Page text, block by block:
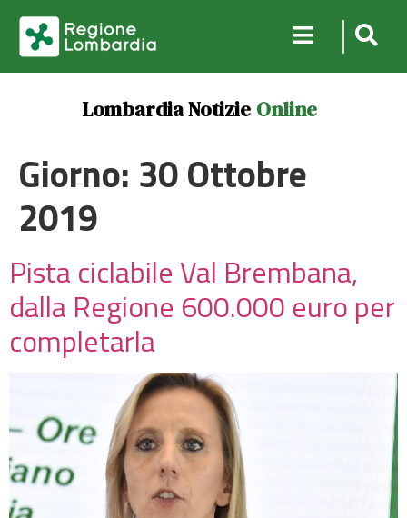
Lombardia Notizie Online
Giorno: 30 Ottobre
2019
Pista ciclabile Val Brembana,
dalla Regione 600.000 euro per
completarla